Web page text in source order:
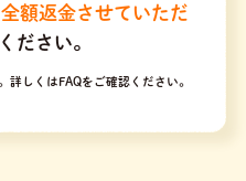
額返金させていただ
ださい。
詳しくはFAQをご確認ください。